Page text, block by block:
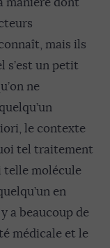
mais ils
s’est un petit
ne
le contexte
tel traitement
telle molécule
en
a beaucoup de
médicale et le